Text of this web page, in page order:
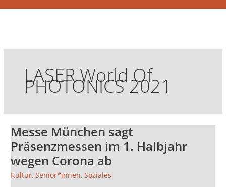
LASER World Of
PHOTONICS 2021
Messe München sagt
Präsenzmessen im 1. Halbjahr
wegen Corona ab
Kultur,Senior*innen,Soziales
Messe
München
sagt
Präsenzmessen
im